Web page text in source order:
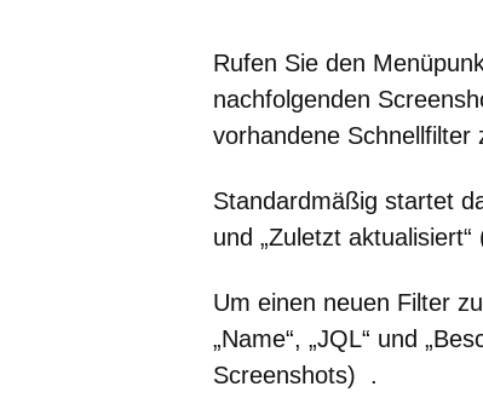
Rufen Sie den
nachfolgenden
vorhandene Schnellfilter
Standardmäßig startet
und „Zuletzt
Um einen neuen Filter
„Name“, „JQL“ und
Screenshots) .